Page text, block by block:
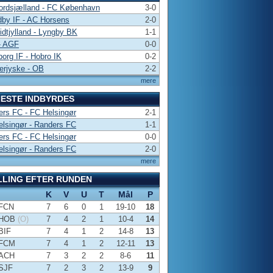
mere
- FC København
3-0
IF - AC Horsens
2-0
- Lyngby BK
1-1
AGF
0-0
IF - Hobro IK
0-2
- OB
2-2
INDBYRDES
mere
FC - FC Helsingør
2-1
- Randers FC
1-1
FC - FC Helsingør
0-0
- Randers FC
2-0
EFTER RUNDEN
K
V U T Mål P
7 6 0 1 19-10
18
(O) 7 4 2 1 10-4
14
7 4 1 2 14-8
13
7 4 1 2 12-11
13
7 3 2 2 8-6
11
7 2 3 2 13-9 9